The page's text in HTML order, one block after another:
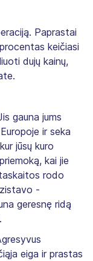
Paprastai
keičiasi
dujų kainų,
gauna jums
ir seka
jūsų kuro
kai jie
rodo
-
geresnę ridą
eiga ir prastas